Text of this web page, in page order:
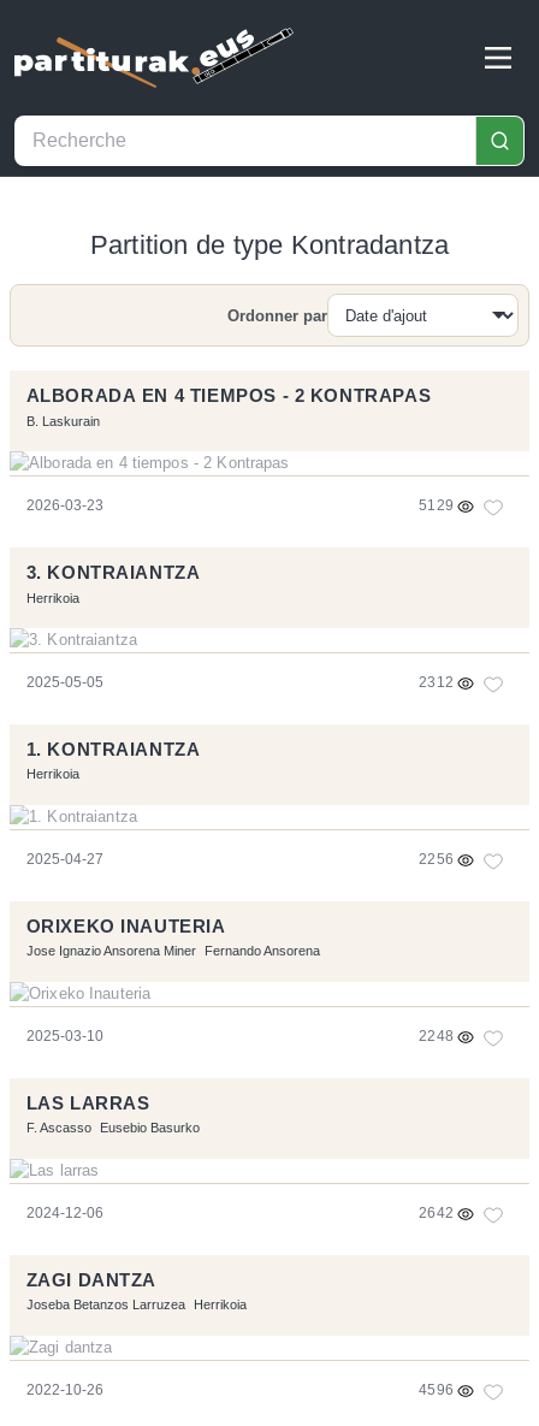
Partition de type Kontradantza
Recherche
Ordonner par
ALBORADA EN 4 TIEMPOS - 2 KONTRAPAS
B. Laskurain
2026-03-23 5129
3. KONTRAIANTZA
Herrikoia
2025-05-05 2312
1. KONTRAIANTZA
Herrikoia
2025-04-27 2256
ORIXEKO INAUTERIA
Jose Ignazio Ansorena Miner Fernando Ansorena
2025-03-10 2248
LAS LARRAS
F. Ascasso Eusebio Basurko
2024-12-06 2642
ZAGI DANTZA
Joseba Betanzos Larruzea Herrikoia
2022-10-26 4596